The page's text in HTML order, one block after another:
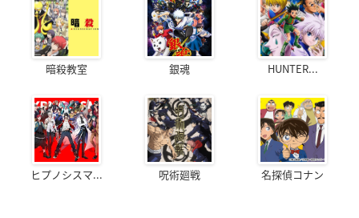
暗殺教室 銀魂 HUNTER...
ヒプノシスマ... 呪術廻戦 名探偵コナン